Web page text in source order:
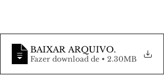
BAIXAR ARQUIVO.
Fazer download de • 2.30MB